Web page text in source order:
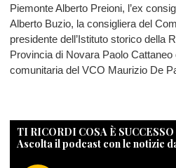
Piemonte Alberto Preioni, l’ex
Alberto Buzio, la consigliera del
presidente dell’Istituto storico della
Provincia di Novara Paolo
comunitaria del VCO Maurizio De
TI RICORDI COSA È
Ascolta il podcast con le notizie